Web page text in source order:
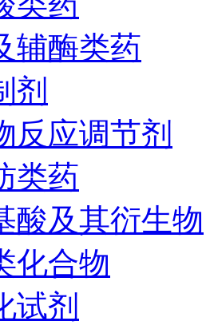
辅酶类药
剂
反应调节剂
类药
酸及其衍生物
化合物
试剂